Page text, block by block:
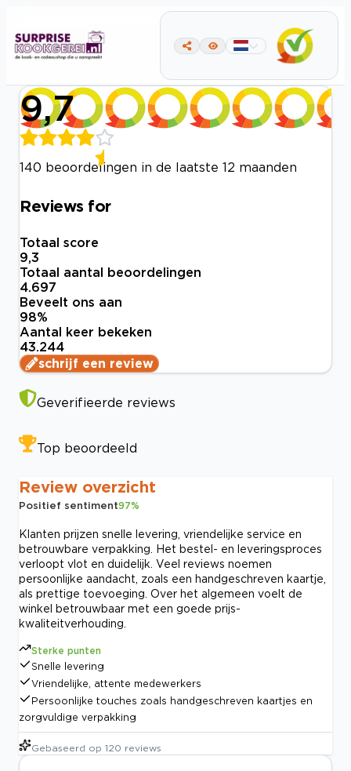
9,7
140 beoordelingen in de laatste 12 maanden
Reviews for
Totaal score
9,3
Totaal aantal beoordelingen
4.697
Beveelt ons aan
98%
Aantal keer bekeken
43.244
schrijf een review
Geverifieerde reviews
Top beoordeeld
Review overzicht
Positief sentiment97%
Klanten prijzen snelle levering, vriendelijke service en
betrouwbare verpakking. Het bestel- en leveringsproces
verloopt vlot en duidelijk. Veel reviews noemen
persoonlijke aandacht, zoals een handgeschreven kaartje,
als prettige toevoeging. Over het algemeen voelt de
winkel betrouwbaar met een goede prijs-
kwaliteitverhouding.
Sterke punten
Snelle levering
Vriendelijke, attente medewerkers
Persoonlijke touches zoals handgeschreven kaartjes en
zorgvuldige verpakking
Gebaseerd op 120 reviews